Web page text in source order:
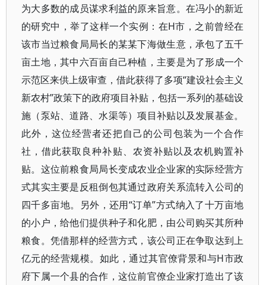
为大多数的成员谋求利益的原来旨意。在冯小的新近
的研究中，举了这样一个实例：在H市，之前曾经在
该市当过粮食局局长的某某下海做生意，承包了五千
亩土地，其中六百亩自己种植，主要是为了形成一个
示范区来供上级审查，借此获得了多项“建设社会主义
新农村”政策下的政府项目补贴，包括一系列的基础设
施（泵站、道路、水渠等）项目补贴以及发展基金。
此外，这位经营者还把自己的公司包装为一个合作
社，借此获取良种补贴、农资补贴以及农机购置补
贴。这位前粮食局局长变成农业企业家的实际经营方
式其实主要是反租倒包其通过政府关系流转入公司的
四千多亩地。另外，还用“订单”方式纳入了十万亩地
的小户，给他们提供种子和化肥，由公司购买其所种
粮食。凭借那样的经营方式，该公司正在争取达到上
亿元的经营规模。如此，通过其官僚背景和与H市政
府下属一个县的合作，这位前官僚企业家打造出了该